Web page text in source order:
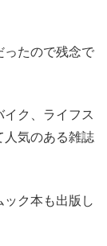
ったので残念で
ク、ライフス
人気のある雑誌
ク本も出版し